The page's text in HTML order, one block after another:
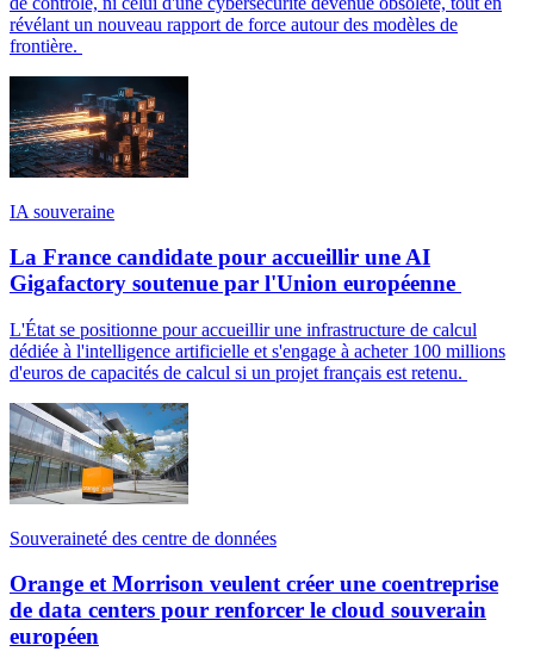
révélant un nouveau rapport de force autour des modèles de
frontière.
IA souveraine
La France candidate pour accueillir une AI
Gigafactory soutenue par l'Union européenne
L'État se positionne pour accueillir une infrastructure de calcul
dédiée à l'intelligence artificielle et s'engage à acheter 100 millions
d'euros de capacités de calcul si un projet français est retenu.
Souveraineté des centre de données
Orange et Morrison veulent créer une coentreprise
de data centers pour renforcer le cloud souverain
européen